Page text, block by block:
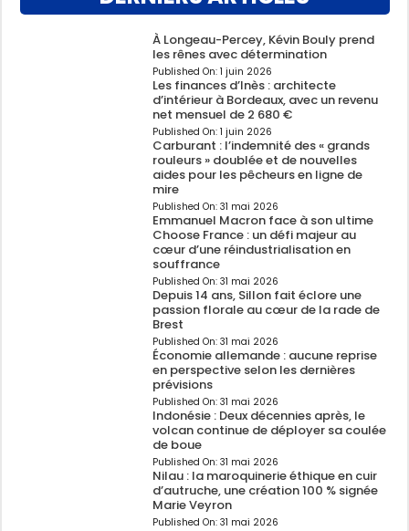
À Longeau-Percey, Kévin Bouly prend
les rênes avec détermination
Published On: 1 juin 2026
Les finances d’Inès : architecte
d’intérieur à Bordeaux, avec un revenu
net mensuel de 2 680 €
Published On: 1 juin 2026
Carburant : l’indemnité des « grands
rouleurs » doublée et de nouvelles
aides pour les pêcheurs en ligne de
mire
Published On: 31 mai 2026
Emmanuel Macron face à son ultime
Choose France : un défi majeur au
cœur d’une réindustrialisation en
souffrance
Published On: 31 mai 2026
Depuis 14 ans, Sillon fait éclore une
passion florale au cœur de la rade de
Brest
Published On: 31 mai 2026
Économie allemande : aucune reprise
en perspective selon les dernières
prévisions
Published On: 31 mai 2026
Indonésie : Deux décennies après, le
volcan continue de déployer sa coulée
de boue
Published On: 31 mai 2026
Nilau : la maroquinerie éthique en cuir
d’autruche, une création 100 % signée
Marie Veyron
Published On: 31 mai 2026